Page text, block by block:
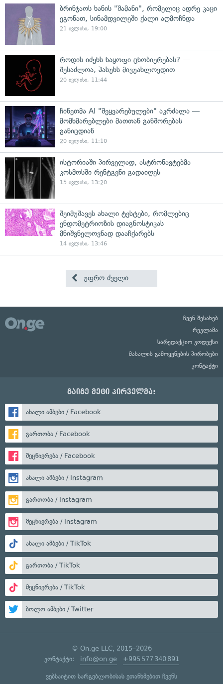
ბრინჯაოს ხანის "შამანი", რომელიც ადრე კაცი
ეგონათ, სინამდვილეში ქალი აღმოჩნდა
21 ივლისი, 19:00
როდის იძენს ნაყოფი ცნობიერებას? —
შესაძლოა, პასუხს მივუახლოვდით
20 ივლისი, 11:44
ჩინეთმა AI "შეყვარებულები" აკრძალა —
მომხმარებლები მათთან განშორებას
განიცდიან
20 ივლისი, 11:10
ისტორიაში პირველად, ასტრონავტებმა
კოსმოსში რენტგენი გადაიღეს
15 ივლისი, 13:20
შეიმუშავეს ახალი ტესტები, რომლებიც
ენდომეტრიოზის დიაგნოსტიკას
მნიშვნელოვნად დააჩქარებს
14 ივლისი, 13:46
უფრო ძველი
ჩვენ შესახებ
რეკლამა
სარედაქციო კოდექსი
მასალის გამოყენების პირობები
კონტაქტი
გაიგე მეტი პირველმა:
ახალი ამბები / Facebook
გართობა / Facebook
მეცნიერება / Facebook
ახალი ამბები / Instagram
გართობა / Instagram
მეცნიერება / Instagram
ახალი ამბები / TikTok
გართობა / TikTok
მეცნიერება / TikTok
ბოლო ამბები / Twitter
© On.ge LLC, 2015–2026
კონტაქტი: info@on.ge +995 577 340 891
ვებსაიტით სარგებლობისას ეთანხმებით ჩვენს